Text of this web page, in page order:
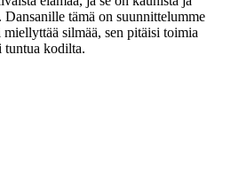
Dansanille tämä on suunnittelumme
silmää, sen pitäisi toimia
tuntua kodilta.